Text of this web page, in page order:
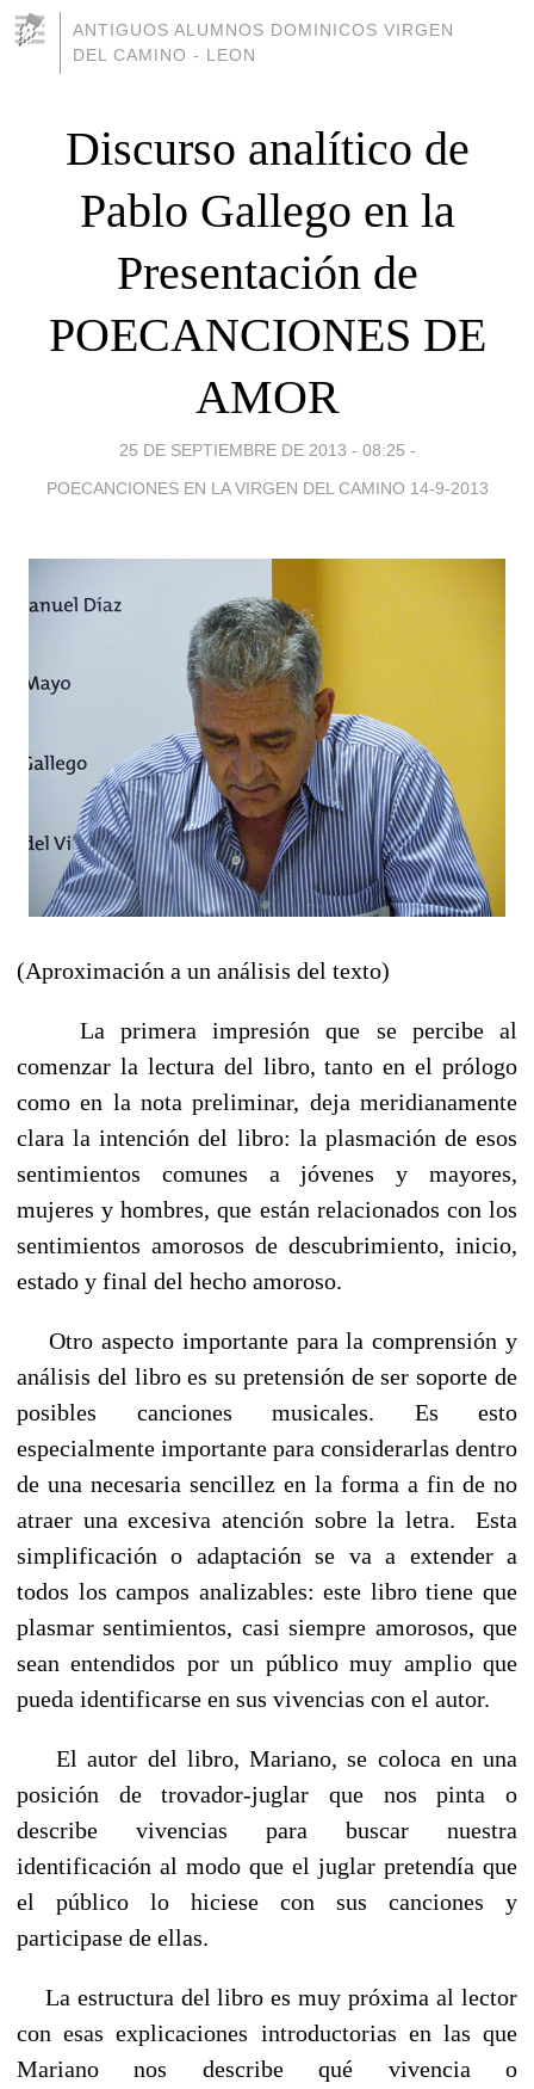
ANTIGUOS ALUMNOS DOMINICOS VIRGEN
DEL CAMINO - LEON
Discurso analítico de
Pablo Gallego en la
Presentación de
POECANCIONES DE
AMOR
25 DE SEPTIEMBRE DE 2013 - 08:25 -
POECANCIONES EN LA VIRGEN DEL CAMINO 14-9-2013
(Aproximación a un análisis del texto)
La primera impresión que se percibe al
comenzar la lectura del libro, tanto en el prólogo
como en la nota preliminar, deja meridianamente
clara la intención del libro: la plasmación de esos
sentimientos comunes a jóvenes y mayores,
mujeres y hombres, que están relacionados con los
sentimientos amorosos de descubrimiento, inicio,
estado y final del hecho amoroso.
Otro aspecto importante para la comprensión y
análisis del libro es su pretensión de ser soporte de
posibles canciones musicales. Es esto
especialmente importante para considerarlas dentro
de una necesaria sencillez en la forma a fin de no
atraer una excesiva atención sobre la letra. Esta
simplificación o adaptación se va a extender a
todos los campos analizables: este libro tiene que
plasmar sentimientos, casi siempre amorosos, que
sean entendidos por un público muy amplio que
pueda identificarse en sus vivencias con el autor.
El autor del libro, Mariano, se coloca en una
posición de trovador-juglar que nos pinta o
describe vivencias para buscar nuestra
identificación al modo que el juglar pretendía que
el público lo hiciese con sus canciones y
participase de ellas.
La estructura del libro es muy próxima al lector
con esas explicaciones introductorias en las que
Mariano nos describe qué vivencia o